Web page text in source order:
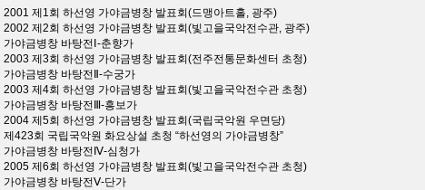
2001 제1회 하선영 가야금병창 발표회(드맹아트홀, 광주)
2002 제2회 하선영 가야금병창 발표회(빛고을국악전수관, 광주)
가야금병창 바탕전Ⅰ-춘향가
2003 제3회 하선영 가야금병창 발표회(전주전통문화센터 초청)
가야금병창 바탕전Ⅱ-수궁가
2003 제4회 하선영 가야금병창 발표회(빛고을국악전수관 초청)
가야금병창 바탕전Ⅲ-흥보가
2004 제5회 하선영 가야금병창 발표회(국립국악원 우면당)
제423회 국립국악원 화요상설 초청 “하선영의 가야금병창”
가야금병창 바탕전Ⅳ-심청가
2005 제6회 하선영 가야금병창 발표회(빛고을국악전수관 초청)
가야금병창 바탕전Ⅴ-단가